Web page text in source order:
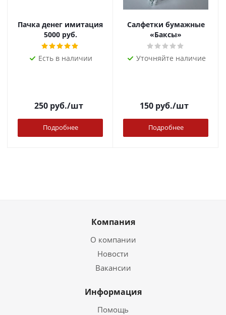
Пачка денег имитация
5000 руб.
Есть в наличии
250руб./шт
Подробнее
Салфетки бумажные
«Баксы»
Уточняйте наличие
150руб./шт
Подробнее
Компания
О компании
Новости
Вакансии
Информация
Помощь